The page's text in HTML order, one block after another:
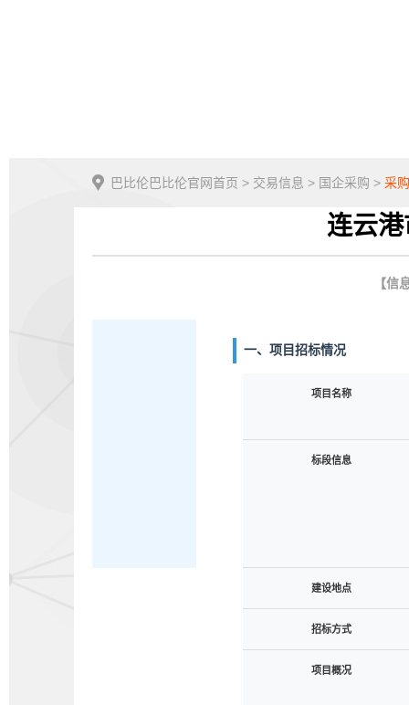
巴比伦巴比伦官网首页 > 交易信息 > 国企采购 > 采
连云
【信
一、项目招标情况
项目名称
标段信息
建设地点
招标方式
项目概况